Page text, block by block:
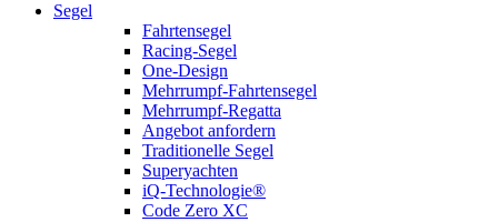
Segel
Fahrtensegel
Racing-Segel
One-Design
Mehrrumpf-Fahrtensegel
Mehrrumpf-Regatta
Angebot anfordern
Traditionelle Segel
Superyachten
iQ-Technologie®
Code Zero XC